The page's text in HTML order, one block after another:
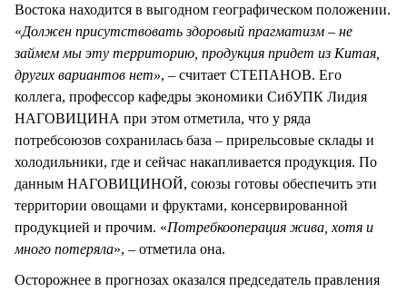
Востока находится в выгодном географическом положении.
«Должен присутствовать здоровый прагматизм – не
займем мы эту территорию, продукция придет из Китая,
других вариантов нет», – считает СТЕПАНОВ. Его
коллега, профессор кафедры экономики СибУПК Лидия
НАГОВИЦИНА при этом отметила, что у ряда
потребсоюзов сохранилась база – прирельсовые склады и
холодильники, где и сейчас накапливается продукция. По
данным НАГОВИЦИНОЙ, союзы готовы обеспечить эти
территории овощами и фруктами, консервированной
продукцией и прочим. «Потребкооперация жива, хотя и
много потеряла», – отметила она.
Осторожнее в прогнозах оказался председатель правления